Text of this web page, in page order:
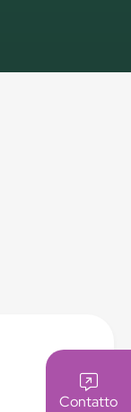
Contatto